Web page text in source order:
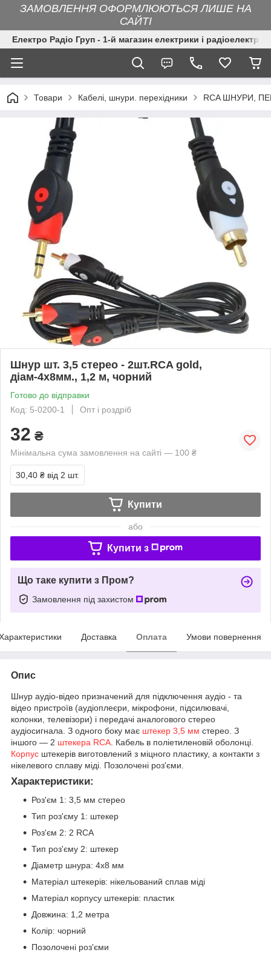
ЗАМОВЛЕННЯ ОФОРМЛЮЮТЬСЯ ЛИШЕ НА
САЙТІ
Електро Радіо Груп - 1-й магазин електрики і
Товари Кабелі, шнури. перехідники RCA ШНУРИ,
Шнур шт. 3,5 стерео - 2шт.RCA gold,
діам-4х8мм., 1,2 м, чорний
Готово до відправки
Код: 5-0200-1
Опт і роздріб
32 ₴
Мінімальна сума замовлення на сайті — 100 ₴
30,40 ₴ від 2 шт.
Купити
або
Купити з
Що таке купити з Пром?
Замовлення під захистом
Доставка Оплата Умови повернення
Опис
Шнур аудіо-відео призначений для підключення аудіо - та
відео пристроїв (аудіоплеєри, мікрофони, підсилювачі,
колонки, телевізори) і передачі аналогового стерео
аудіосигнала. З одного боку має штекер 3,5 мм стерео. З
іншого — 2 штекера RCA . Кабель в поліетиленовій оболонці.
Корпус штекерів виготовлений з міцного пластику, а контакти з
нікелевого сплаву міді. Позолочені роз'єми.
Характеристики:
Роз'єм 1: 3,5 мм стерео
Тип роз'єму 1: штекер
Роз'єм 2: 2 RCA
Тип роз'єму 2: штекер
Діаметр шнура: 4х8 мм
Матеріал штекерів: нікельований сплав міді
Матеріал корпусу штекерів: пластик
Довжина: 1,2 метра
Колір: чорний
Позолочені роз'єми